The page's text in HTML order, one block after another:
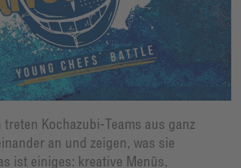
Kochazubi-Teams aus ganz
an und zeigen, was sie
ist einiges: kreative Menüs,